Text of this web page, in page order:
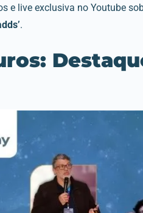
e live exclusiva no Youtube
.